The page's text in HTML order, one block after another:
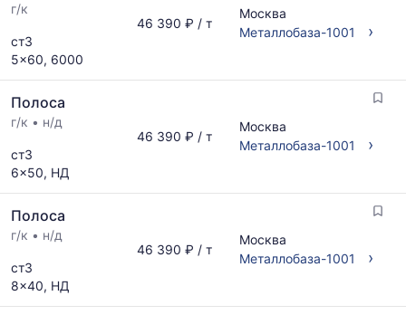
г/к
ст3
5x60, 6000
46 390 ₽ / т
Москва
Металлобаза-1001
›
Полоса
г/к • н/д
ст3
6x50, НД
46 390 ₽ / т
Москва
Металлобаза-1001
›
Полоса
г/к • н/д
ст3
8x40, НД
46 390 ₽ / т
Москва
Металлобаза-1001
›